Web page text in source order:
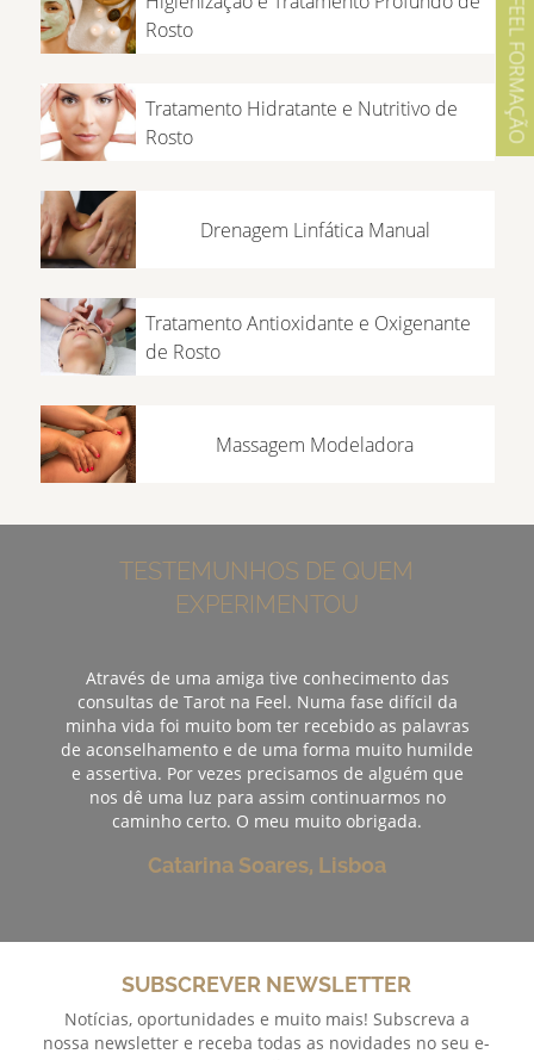
Rosto
Tratamento Hidratante e Nutritivo de
Rosto
Drenagem Linfática Manual
Tratamento Antioxidante e Oxigenante
de Rosto
Massagem Modeladora
TESTEMUNHOS DE QUEM
EXPERIMENTOU
Através de uma amiga tive conhecimento das
consultas de Tarot na Feel. Numa fase difícil da
minha vida foi muito bom ter recebido as palavras
de aconselhamento e de uma forma muito humilde
e assertiva. Por vezes precisamos de alguém que
nos dê uma luz para assim continuarmos no
caminho certo. O meu muito obrigada.
Catarina Soares, Lisboa
SUBSCREVER NEWSLETTER
Notícias, oportunidades e muito mais! Subscreva a
nossa newsletter e receba todas as novidades no seu e-